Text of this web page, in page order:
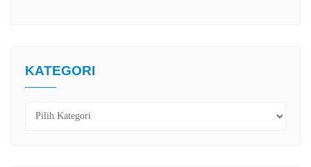
KATEGORI
Kategori